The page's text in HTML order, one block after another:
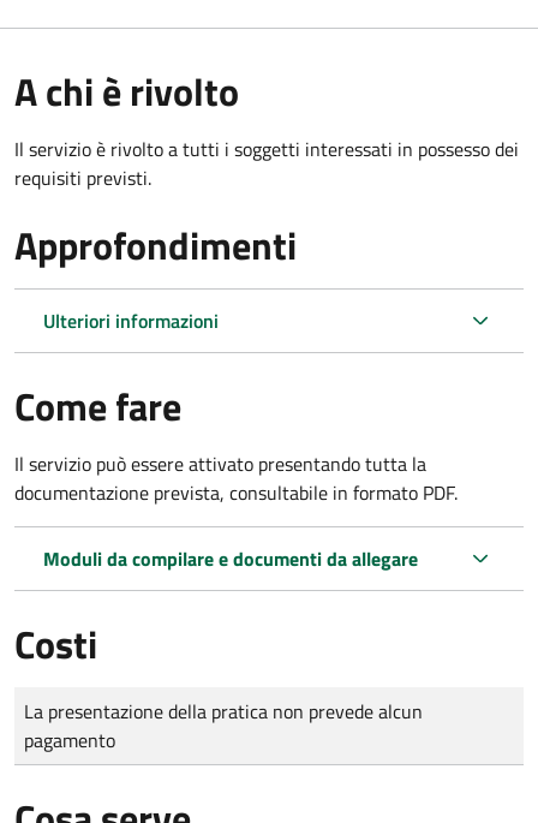
A chi è rivolto
Il servizio è rivolto a tutti i soggetti interessati in possesso dei
requisiti previsti.
Approfondimenti
Ulteriori informazioni
Come fare
Il servizio può essere attivato presentando tutta la
documentazione prevista, consultabile in formato PDF.
Moduli da compilare e documenti da allegare
Costi
Tipo di pagamento
Importo
La presentazione della pratica non prevede alcun
pagamento